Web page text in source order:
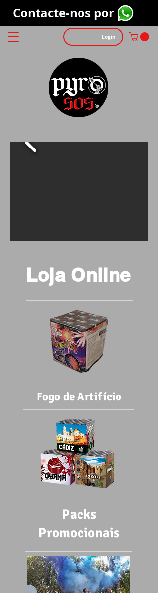
Login
Contacte-nos por
Loja Online
Fogo de Artifício
Packs
Promocionais